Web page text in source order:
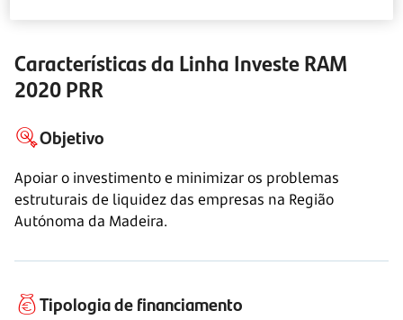
Características da Linha Investe RAM
2020 PRR
Objetivo
Apoiar o investimento e minimizar os problemas
estruturais de liquidez das empresas na Região
Autónoma da Madeira.
Tipologia de financiamento